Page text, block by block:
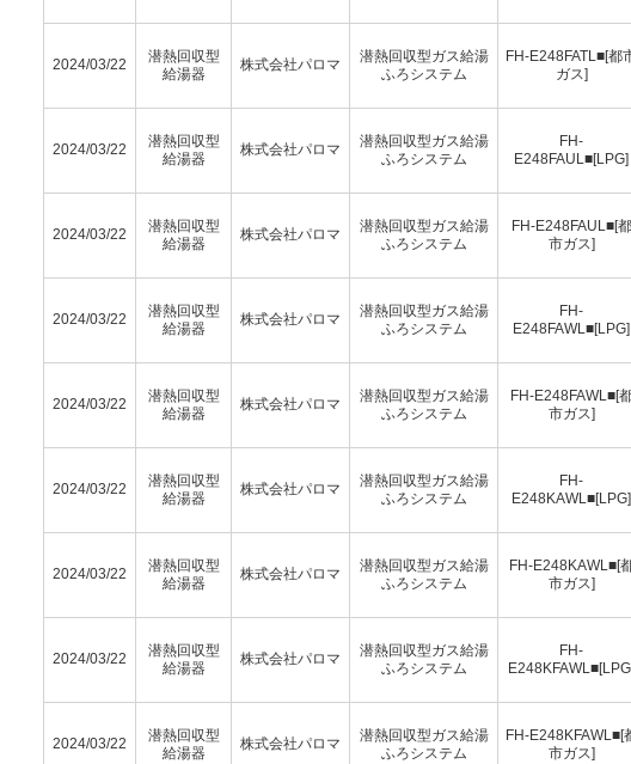
2024/03/22
潜熱回収型
給湯器
株式会社パロマ
潜熱回収型ガス給湯
ふろシステム
FH-E248FATL■[都
ガス]
2024/03/22
潜熱回収型
給湯器
株式会社パロマ
潜熱回収型ガス給湯
ふろシステム
FH-
E248FAUL■[LPG]
2024/03/22
潜熱回収型
給湯器
株式会社パロマ
潜熱回収型ガス給湯
ふろシステム
FH-E248FAUL■[都
市ガス]
2024/03/22
潜熱回収型
給湯器
株式会社パロマ
潜熱回収型ガス給湯
ふろシステム
FH-
E248FAWL■[LPG]
2024/03/22
潜熱回収型
給湯器
株式会社パロマ
潜熱回収型ガス給湯
ふろシステム
FH-E248FAWL■[
市ガス]
2024/03/22
潜熱回収型
給湯器
株式会社パロマ
潜熱回収型ガス給湯
ふろシステム
FH-
E248KAWL■[LPG]
2024/03/22
潜熱回収型
給湯器
株式会社パロマ
潜熱回収型ガス給湯
ふろシステム
FH-E248KAWL■[
市ガス]
2024/03/22
潜熱回収型
給湯器
株式会社パロマ
潜熱回収型ガス給湯
ふろシステム
FH-
2024/03/22
潜熱回収型
給湯器
株式会社パロマ
潜熱回収型ガス給湯
ふろシステム
FH-E248KFAWL■[
市ガス]